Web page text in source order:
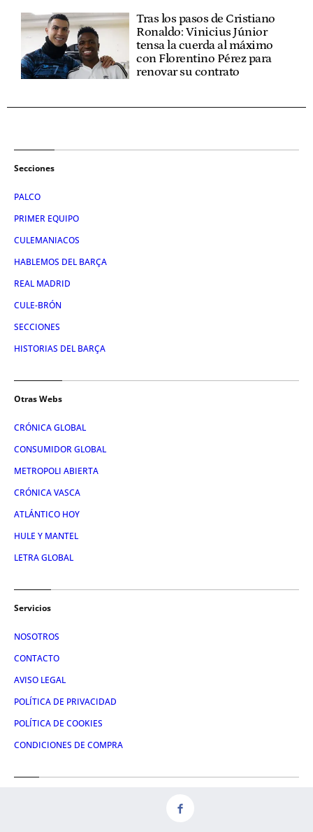
Tras los pasos de Cristiano
Ronaldo: Vinicius Júnior
tensa la cuerda al máximo
con Florentino Pérez para
renovar su contrato
Secciones
PALCO
PRIMER EQUIPO
CULEMANIACOS
HABLEMOS DEL BARÇA
REAL MADRID
CULE-BRÓN
SECCIONES
HISTORIAS DEL BARÇA
Otras Webs
CRÓNICA GLOBAL
CONSUMIDOR GLOBAL
METROPOLI ABIERTA
CRÓNICA VASCA
ATLÁNTICO HOY
HULE Y MANTEL
LETRA GLOBAL
Servicios
NOSOTROS
CONTACTO
AVISO LEGAL
POLÍTICA DE PRIVACIDAD
POLÍTICA DE COOKIES
CONDICIONES DE COMPRA